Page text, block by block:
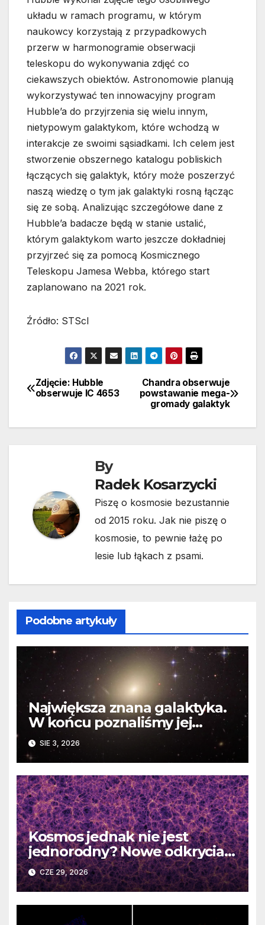
układu w ramach programu, w którym
naukowcy korzystają z przypadkowych
przerw w harmonogramie obserwacji
teleskopu do wykonywania zdjęć co
ciekawszych obiektów. Astronomowie planują
wykorzystywać ten innowacyjny program
Hubble’a do przyjrzenia się wielu innym,
nietypowym galaktykom, które wchodzą w
interakcje ze swoimi sąsiadkami. Ich celem jest
stworzenie obszernego katalogu pobliskich
łączących się galaktyk, który może poszerzyć
naszą wiedzę o tym jak galaktyki rosną łącząc
się ze sobą. Analizując szczegółowe dane z
Hubble’a badacze będą w stanie ustalić,
którym galaktykom warto jeszcze dokładniej
przyjrzeć się za pomocą Kosmicznego
Teleskopu Jamesa Webba, którego start
zaplanowano na 2021 rok.
Źródło: STScI
Nawigacja
Chandra obserwuje
powstawanie mega-
gromady galaktyk
Zdjęcie: Hubble
obserwuje IC 4653
By
Radek Kosarzycki
Piszę o kosmosie bezustannie
od 2015 roku. Jak nie piszę o
kosmosie, to pewnie łażę po
lesie lub łąkach z psami.
Podobne artykuły
Największa znana galaktyka.
W końcu poznaliśmy jej
faktyczne wymiary
SIE 3, 2026
Kosmos jednak nie jest
jednorodny? Nowe odkrycia
DESI burzą fundamentalne
zasady kosmologii
CZE 29, 2026